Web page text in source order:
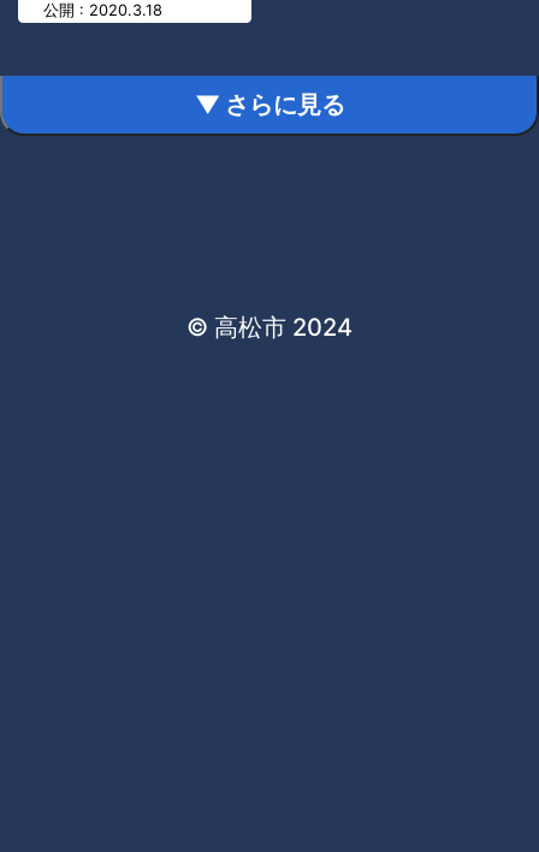
公開 : 2020.3.18
▼ さらに見る
© 高松市 2024